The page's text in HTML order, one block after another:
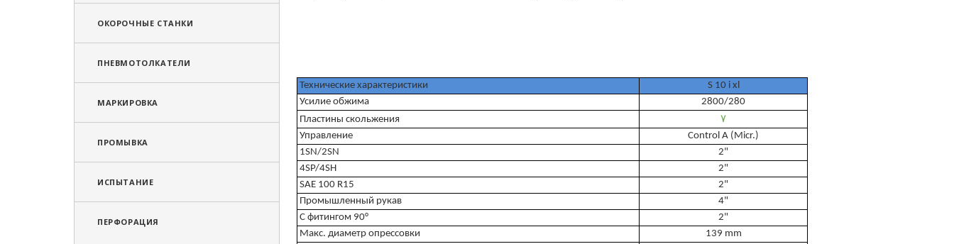
ОКОРОЧНЫЕ СТАНКИ
ПНЕВМОТОЛКАТЕЛИ
МАРКИРОВКА
ПРОМЫВКА
ИСПЫТАНИЕ
ПЕРФОРАЦИЯ
Технические характеристики
S 10 i xl
Усилие обжима
2800/280
Пластины скольжения
٧
Управление
Control A (Micr.)
1SN/2SN
2"
4SP/4SH
2"
SAE 100 R15
2"
Промышленный рукав
4"
С фитингом 90°
2"
Макс. диаметр опрессовки
139 mm